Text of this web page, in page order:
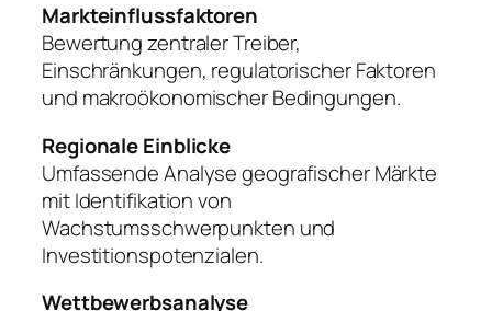
Markteinflussfaktoren
Bewertung zentraler Treiber,
Einschränkungen, regulatorischer Faktoren
und makroökonomischer Bedingungen.
Regionale Einblicke
Umfassende Analyse geografischer Märkte
mit Identifikation von
Wachstumsschwerpunkten und
Investitionspotenzialen.
Wettbewerbsanalyse